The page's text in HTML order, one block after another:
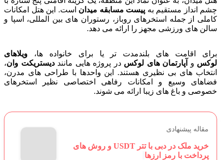
چشم انداز مستقیم به پیست مسابقه میدان است. این هتل امکانات
کاملی از جمله استخرهای روباز، رستوران های بین المللی، اسپا و
سالن های ورزشی مجهز را ارائه می دهد.
برای اقامت های بلندمدت تر یا برای خانواده ها، ویلاهای
لوکس و آپارتمان های لوکس در پروژه هایی ماننددیستریکت وان،
انتخاب های بی نظیری هستند. این واحدها با طراحی های مدرن،
فضاهای وسیع و امکانات رفاهی اختصاصی نظیر استخرهای
خصوصی و باغ های زیبا ارائه می شوند.
مقاله پیشنهادی
خرید ملک در دبی با تتر USDT و روش های
پرداخت با رمز ارزها